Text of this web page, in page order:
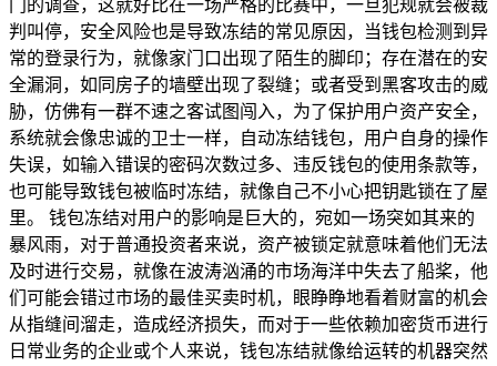
门的调查，这就好比在一场严格的比赛中，一旦犯规就会被裁
判叫停，安全风险也是导致冻结的常见原因，当钱包检测到异
常的登录行为，就像家门口出现了陌生的脚印；存在潜在的安
全漏洞，如同房子的墙壁出现了裂缝；或者受到黑客攻击的威
胁，仿佛有一群不速之客试图闯入，为了保护用户资产安全，
系统就会像忠诚的卫士一样，自动冻结钱包，用户自身的操作
失误，如输入错误的密码次数过多、违反钱包的使用条款等，
也可能导致钱包被临时冻结，就像自己不小心把钥匙锁在了屋
里。 钱包冻结对用户的影响是巨大的，宛如一场突如其来的
暴风雨，对于普通投资者来说，资产被锁定就意味着他们无法
及时进行交易，就像在波涛汹涌的市场海洋中失去了船桨，他
们可能会错过市场的最佳买卖时机，眼睁睁地看着财富的机会
从指缝间溜走，造成经济损失，而对于一些依赖加密货币进行
日常业务的企业或个人来说，钱包冻结就像给运转的机器突然